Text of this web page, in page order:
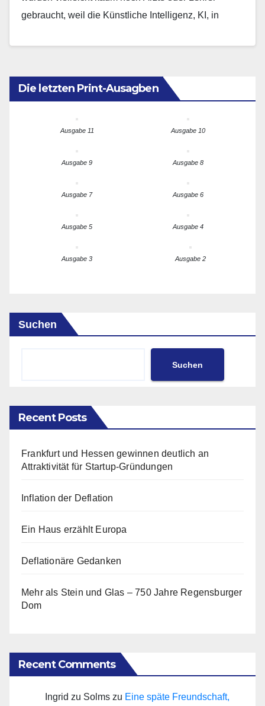
gebraucht, weil die Künstliche Intelligenz, KI, in
Die letzten Print-Ausagben
Ausgabe 11 Ausgabe 10
Ausgabe 9 Ausgabe 8
Ausgabe 7 Ausgabe 6
Ausgabe 5 Ausgabe 4
Ausgabe 3 Ausgabe 2
Suchen
Suchen
Recent Posts
Frankfurt und Hessen gewinnen deutlich an
Attraktivität für Startup-Gründungen
Inflation der Deflation
Ein Haus erzählt Europa
Deflationäre Gedanken
Mehr als Stein und Glas – 750 Jahre Regensburger
Dom
Recent Comments
Ingrid zu Solms zu Eine späte Freundschaft,